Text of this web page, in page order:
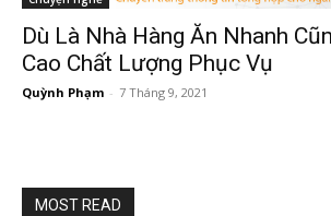
Dù Là Nhà Hàng Ăn Nhanh
Cao Chất Lượng Phục Vụ
Quỳnh Phạm - 7 Tháng 9, 2021
MOST READ